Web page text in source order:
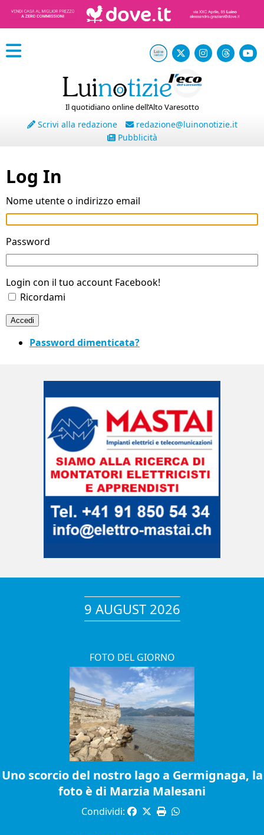
Il quotidiano online dell’Alto Varesotto
Scrivi alla redazione
redazione@luinonotizie.it
Pubblicità
Log In
Nome utente o indirizzo email
Password
Login con il tuo account Facebook!
Ricordami
Accedi
Password dimenticata?
9 AUGUST 2026
FOTO DEL GIORNO
Uno scorcio del nostro lago a Germignaga, la
foto è di Marzia Malesani
Condividi: